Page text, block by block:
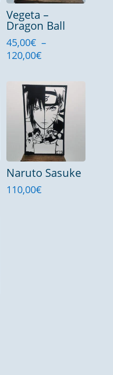
Vegeta –
Dragon Ball
45,00€ –
120,00€Plage
45,00€
à
120,00€
Naruto Sasuke
110,00€